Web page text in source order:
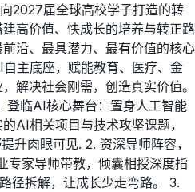
2027届全球高校学子打造的转
高价值、快成长的培养与转正路
沿、最具潜力、最有价值的核心
主底座，赋能教育、医疗、金
解决社会刚需，创造真实价值。
登临AI核心舞台：置身人工智能
AI相关项目与技术攻坚课题，
升肉眼可见. 2. 资深导师阵容，
专家导师带教，倾囊相授深度指
径拆解，让成长少走弯路。 3.